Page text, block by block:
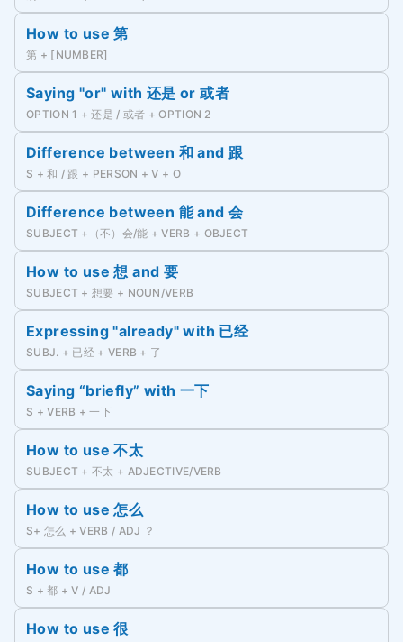
How to use 第
第 + [NUMBER]
Saying "or" with 还是 or 或者
OPTION 1 + 还是 / 或者 + OPTION 2
Difference between 和 and 跟
S + 和 / 跟 + PERSON + V + O
Difference between 能 and 会
SUBJECT +（不）会/能 + VERB + OBJECT
How to use 想 and 要
SUBJECT + 想要 + NOUN/VERB
Expressing "already" with 已经
SUBJ. + 已经 + VERB + 了
Saying “briefly” with 一下
S + VERB + 一下
How to use 不太
SUBJECT + 不太 + ADJECTIVE/VERB
How to use 怎么
S+ 怎么 + VERB / ADJ ？
How to use 都
S + 都 + V / ADJ
How to use 很